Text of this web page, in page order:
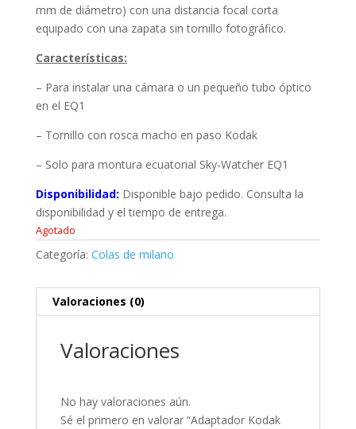
mm de diámetro) con una distancia focal corta
equipado con una zapata sin tornillo fotográfico.
Características:
– Para instalar una cámara o un pequeño tubo óptico
en el EQ1
– Tornillo con rosca macho en paso Kodak
– Solo para montura ecuatorial Sky-Watcher EQ1
Disponibilidad: Disponible bajo pedido. Consulta la
disponibilidad y el tiempo de entrega.
Agotado
Categoría: Colas de milano
Valoraciones (0)
Valoraciones
No hay valoraciones aún.
Sé el primero en valorar “Adaptador Kodak